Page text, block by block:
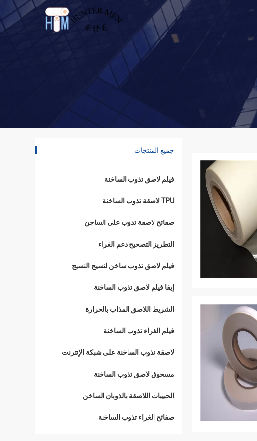
جميع المنتجات
فيلم لاصق تذوب الساخنة
TPU لاصقة تذوب الساخنة
صفائح لاصقة تذوب على الساخن
التطريز التصحيح دعم الغراء
فيلم لاصق تذوب ساخن لنسيج النسيج
إيفا فيلم لاصق تذوب الساخنة
الشريط اللاصق المذاب بالحرارة
فيلم الغراء تذوب الساخنة
لاصقة تذوب الساخنة على شبكة الإنترنت
مسحوق لاصق تذوب الساخنة
الحبيبات اللاصقة بالذوبان الساخن
صفائح الغراء تذوب الساخنة